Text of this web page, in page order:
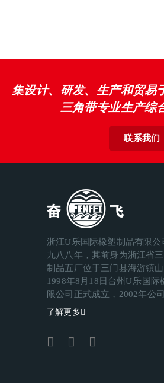
集设计、研发、生产和贸易
三角带专业生产综
联系我们
浙江U乐国际橡塑制品有限公
九八八年，其前身为浙江省
制品五厂位于三门县海游镇山
1998年8月18日台州U乐国
限公司正式成立，2002年公
了解更多